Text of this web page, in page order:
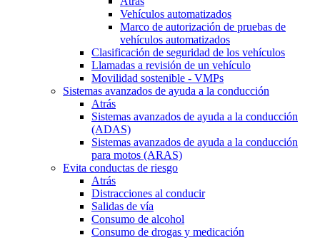
Vehículos automatizados
Marco de autorización de pruebas de
vehículos automatizados
Clasificación de seguridad de los vehículos
Llamadas a revisión de un vehículo
Movilidad sostenible - VMPs
Sistemas avanzados de ayuda a la conducción
Atrás
Sistemas avanzados de ayuda a la conducción
(ADAS)
Sistemas avanzados de ayuda a la conducción
para motos (ARAS)
Evita conductas de riesgo
Atrás
Distracciones al conducir
Salidas de vía
Consumo de alcohol
Consumo de drogas y medicación